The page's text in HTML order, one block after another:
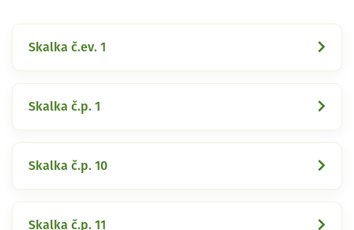
Skalka č.ev. 1
Skalka č.p. 1
Skalka č.p. 10
Skalka č.p. 11